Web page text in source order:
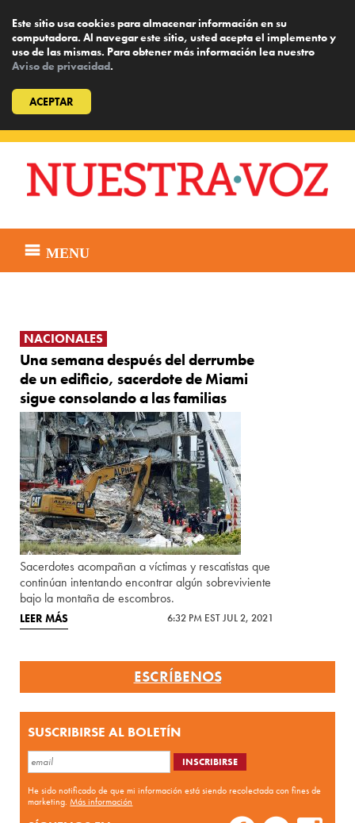
Este sitio usa cookies para almacenar información en su
computadora. Al navegar este sitio, usted acepta el implemento y
uso de las mismas. Para obtener más información lea nuestro
Aviso de privacidad.
ACEPTAR
content
MENU
NACIONALES
Una semana después del derrumbe
de un edificio, sacerdote de Miami
sigue consolando a las familias
Sacerdotes acompañan a víctimas y rescatistas que
continúan intentando encontrar algún sobreviviente
bajo la montaña de escombros.
LEER MÁS 6:32 PM EST JUL 2, 2021
ESCRÍBENOS
SUSCRIBIRSE AL BOLETÍN
He sido notificado de que mi información está siendo recolectada con fines de
marketing.Más información